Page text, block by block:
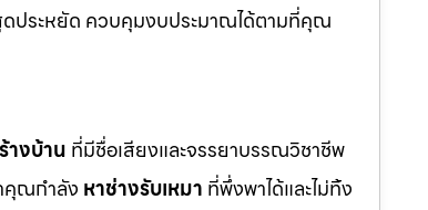
ดประหยัด ควบคุมงบประมาณได้ตามที่คุณ
างบ้าน ที่มีชื่อเสียงและจรรยาบรรณวิชาชีพ
คุณกำลัง หาช่างรับเหมา ที่พึ่งพาได้และไม่ทิ้ง